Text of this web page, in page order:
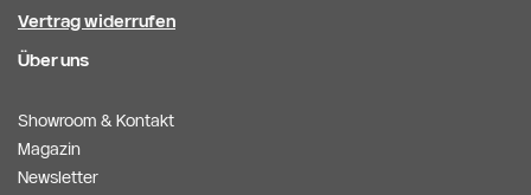
Vertrag widerrufen
Über uns
Showroom & Kontakt
Magazin
Newsletter